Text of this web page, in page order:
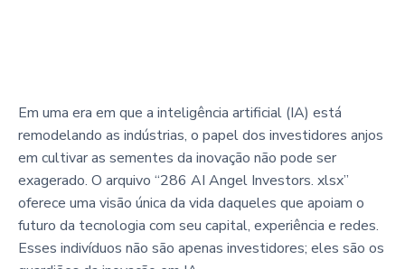
Em uma era em que a inteligência artificial (IA) está
remodelando as indústrias, o papel dos investidores anjos
em cultivar as sementes da inovação não pode ser
exagerado. O arquivo “286 AI Angel Investors. xlsx”
oferece uma visão única da vida daqueles que apoiam o
futuro da tecnologia com seu capital, experiência e redes.
Esses indivíduos não são apenas investidores; eles são os